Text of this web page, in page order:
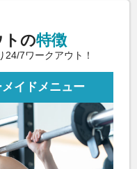
トの特徴
7ワークアウト！
イドメニュー